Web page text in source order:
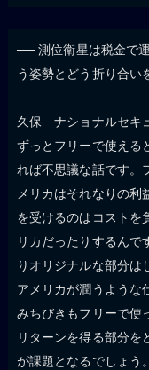
── 測位衛星は税金で
う姿勢とどう折り合い
久保 ナショナルセキ
ずっとフリーで使える
れば不思議な話です。
メリカはそれなりの利
を受けるのはコストを
リカだったりするんで
りオリジナルな部分は
アメリカが潤うような
みちびきもフリーで使
リターンを得る部分を
が課題となるでしょう